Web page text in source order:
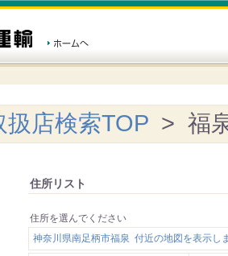
扱店検索TOP > 福
住所リスト
住所を選んでください
神奈川県南足柄市福泉 付近の地図を表示し